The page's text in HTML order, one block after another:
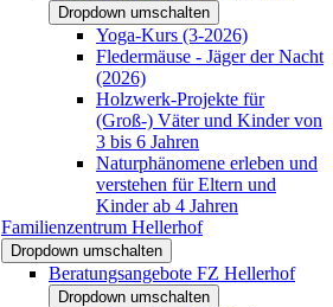
Dropdown umschalten
Yoga-Kurs (3-2026)
Fledermäuse - Jäger der Nacht
(2026)
Holzwerk-Projekte für
(Groß-) Väter und Kinder von
3 bis 6 Jahren
Naturphänomene erleben und
verstehen für Eltern und
Kinder ab 4 Jahren
Familienzentrum Hellerhof
Dropdown umschalten
Beratungsangebote FZ Hellerhof
Dropdown umschalten